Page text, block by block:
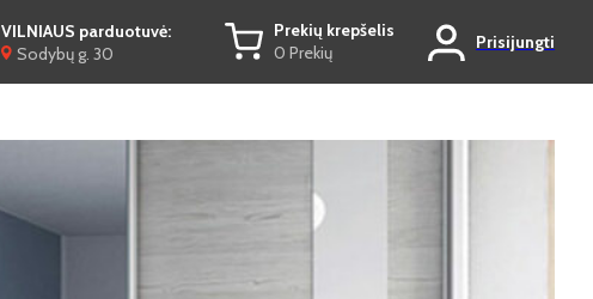
VILNIAUS parduotuvė:
Sodybų g. 30
Prekių krepšelis
0 Prekių
Prisijungti